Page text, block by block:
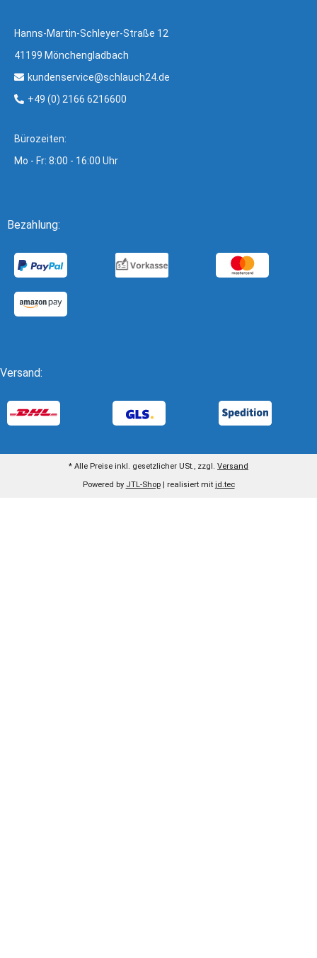
Hanns-Martin-Schleyer-Straße 12
41199 Mönchengladbach
kundenservice@schlauch24.de
+49 (0) 2166 6216600
Bürozeiten:
Mo - Fr: 8:00 - 16:00 Uhr
Bezahlung:
Versand:
* Alle Preise inkl. gesetzlicher USt., zzgl. Versand
Powered by JTL-Shop | realisiert mit jd.tec